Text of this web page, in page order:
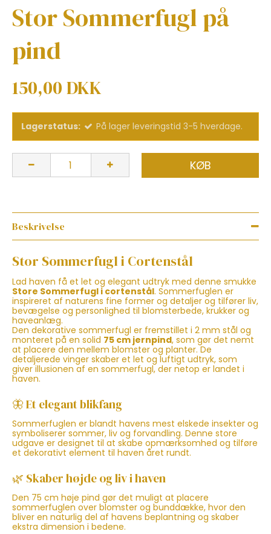
Stor Sommerfugl på
pind
150,00 DKK
Lagerstatus: På lager leveringstid 3-5 hverdage.
KØB
Beskrivelse
Stor Sommerfugl i Cortenstål
Lad haven få et let og elegant udtryk med denne smukke
Store Sommerfugl i cortenstål. Sommerfuglen er
inspireret af naturens fine former og detaljer og tilfører liv,
bevægelse og personlighed til blomsterbede, krukker og
haveanlæg.
Den dekorative sommerfugl er fremstillet i 2 mm stål og
monteret på en solid 75 cm jernpind, som gør det nemt
at placere den mellem blomster og planter. De
detaljerede vinger skaber et let og luftigt udtryk, som
giver illusionen af en sommerfugl, der netop er landet i
haven.
🦋 Et elegant blikfang
Sommerfuglen er blandt havens mest elskede insekter og
symboliserer sommer, liv og forvandling. Denne store
udgave er designet til at skabe opmærksomhed og tilføre
et dekorativt element til haven året rundt.
🌿 Skaber højde og liv i haven
Den 75 cm høje pind gør det muligt at placere
sommerfuglen over blomster og bunddække, hvor den
bliver en naturlig del af havens beplantning og skaber
ekstra dimension i bedene.